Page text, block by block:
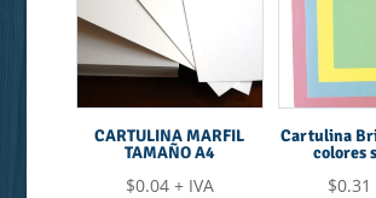
CARTULINA MARFIL
TAMAÑO A4
$0.04 + IVA
Cartulina
colores
$0.31